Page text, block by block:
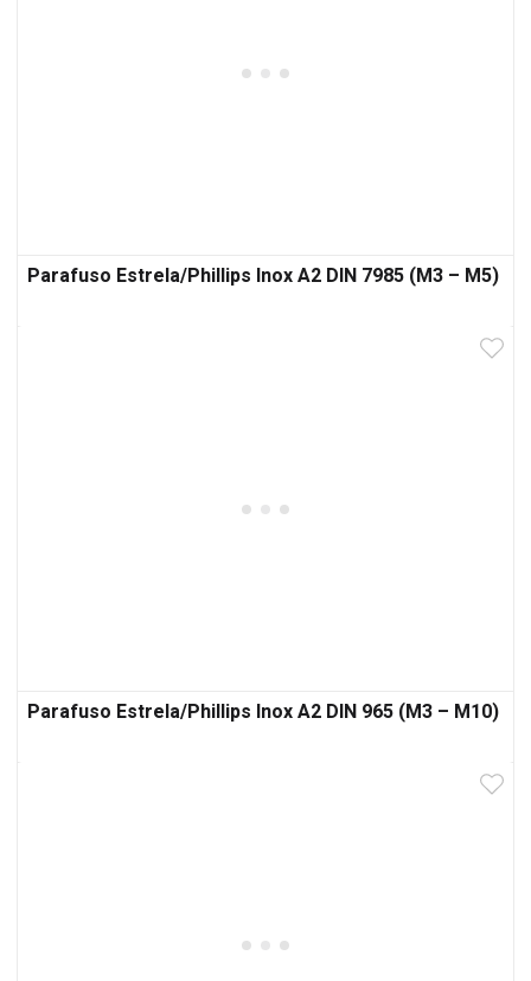
Parafuso Estrela/Phillips Inox A2 DIN 7985 (M3 – M5)
Parafuso Estrela/Phillips Inox A2 DIN 965 (M3 – M10)